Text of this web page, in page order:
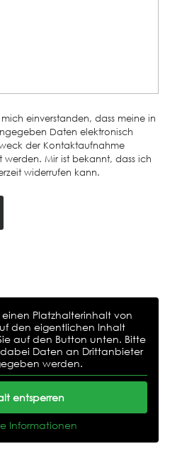
einverstanden, dass meine in
Daten elektronisch
der Kontaktaufnahme
Mir ist bekannt, dass ich
widerrufen kann.
Platzhalterinhalt von
den eigentlichen Inhalt
auf den Button unten. Bitte
Daten an Drittanbieter
werden.
entsperren
Informationen